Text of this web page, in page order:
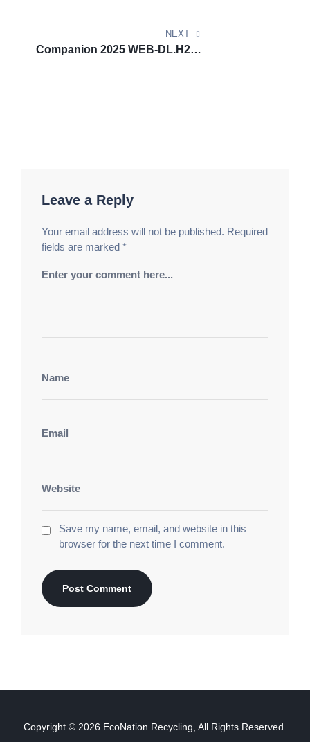
NEXT
Companion 2025 WEB-DL.H264
Leave a Reply
Your email address will not be published. Required
fields are marked *
Save my name, email, and website in this
browser for the next time I comment.
Copyright © 2026 EcoNation Recycling , All Rights Reserved.